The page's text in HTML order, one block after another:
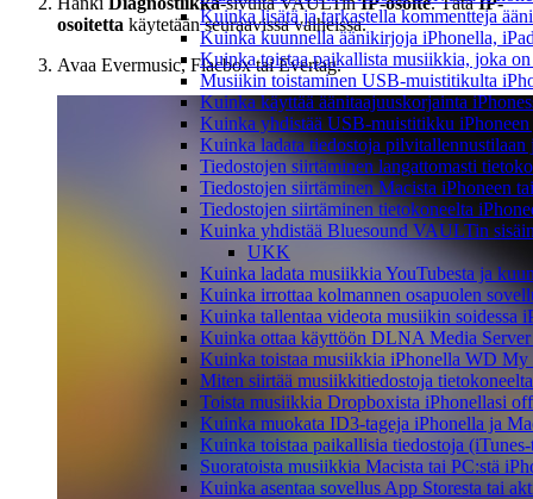
Kuinka lisätä ja tarkastella kommentteja
Kuinka kuunnella äänikirjoja iPhonella,
Kuinka toistaa paikallista musiikkia, joka
Musiikin toistaminen USB-muistitikulta
Kuinka käyttää äänitaajuuskorjainta
Kuinka yhdistää USB-muistitikku
Kuinka ladata tiedostoja
Tiedostojen siirtäminen langattomasti
Tiedostojen siirtäminen Macista iPhoneen
Tiedostojen siirtäminen tietokoneelta
Kuinka yhdistää Bluesound VAULTin
UKK
Kuinka ladata musiikkia YouTubesta ja
Kuinka irrottaa kolmannen osapuolen
Kuinka tallentaa videota musiikin soidessa
Kuinka ottaa käyttöön DLNA Media Server
Kuinka toistaa musiikkia iPhonella WD My
Miten siirtää musiikkitiedostoja
Toista musiikkia Dropboxista iPhonellasi
Kuinka muokata ID3-tageja iPhonella ja
Kuinka toistaa paikallisia tiedostoja
Suoratoista musiikkia Macista tai PC:stä
Kuinka asentaa sovellus App Storesta tai
osoitetta käytetään seuraavissa vaiheissa.
Avaa Evermusic, Flacbox tai Evertag.